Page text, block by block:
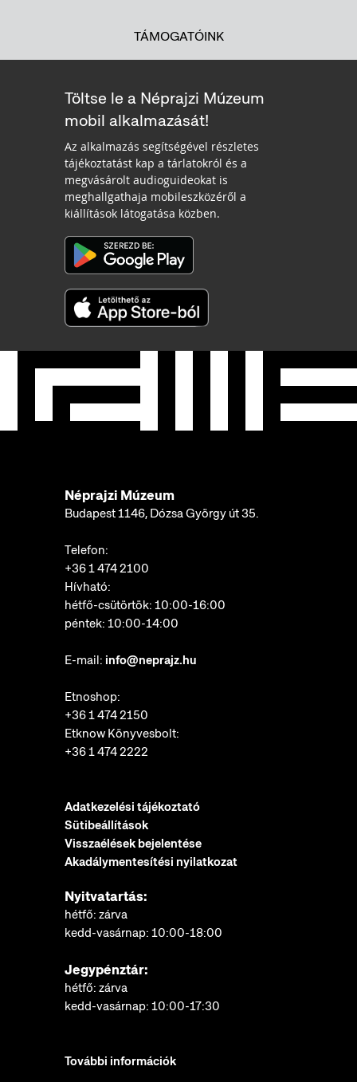
TÁMOGATÓINK
Töltse le a Néprajzi Múzeum
mobil alkalmazását!
Az alkalmazás segítségével részletes
tájékoztatást kap a tárlatokról és a
megvásárolt audioguideokat is
meghallgathaja mobileszközéről a
kiállítások látogatása közben.
Néprajzi Múzeum
Budapest 1146, Dózsa György út 35.
Telefon:
+36 1 474 2100
Hívható:
hétfő-csütörtök: 10:00-16:00
péntek: 10:00-14:00
E-mail: info@neprajz.hu
Etnoshop:
+36 1 474 2150
Etknow Könyvesbolt:
+36 1 474 2222
Adatkezelési tájékoztató
Sütibeállítások
Visszaélések bejelentése
Akadálymentesítési nyilatkozat
Nyitvatartás:
hétfő: zárva
kedd-vasárnap: 10:00-18:00
Jegypénztár:
hétfő: zárva
kedd-vasárnap: 10:00-17:30
További információk